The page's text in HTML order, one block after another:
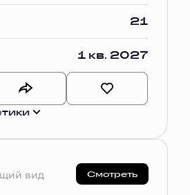
21
1 кв. 2027
вид
Смотреть